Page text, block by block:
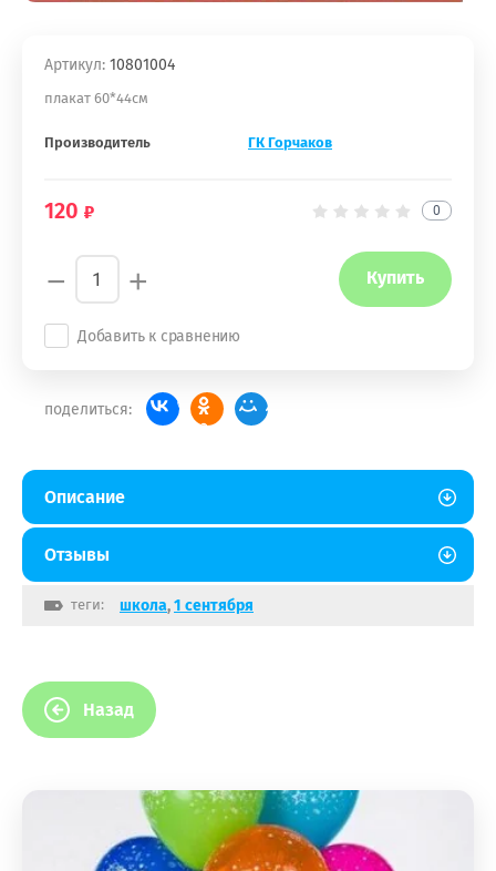
Артикул: 10801004
плакат 60*44см
Производитель ГК Горчаков
120 0
− + Купить
Добавить к сравнению
поделиться:
Описание
Отзывы
теги: школа,1 сентября
Назад